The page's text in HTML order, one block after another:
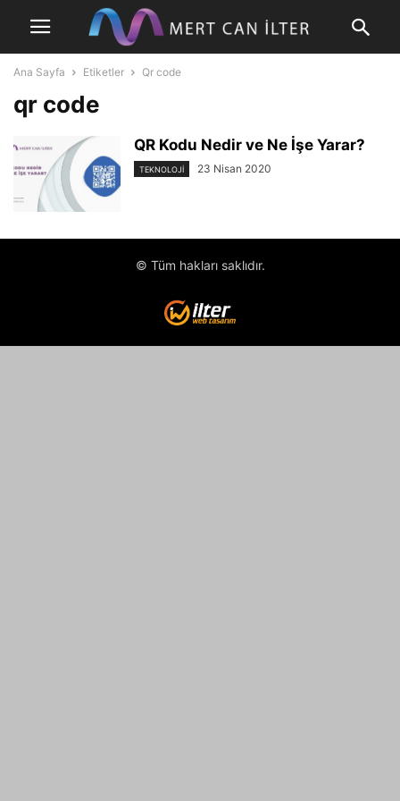
Ana Sayfa Etiketler Qr code
qr code
QR Kodu Nedir ve Ne İşe Yarar?
TEKNOLOJI 23 Nisan 2020
© Tüm hakları saklıdır.